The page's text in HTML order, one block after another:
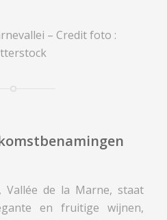
– Credit foto :
Vallée de la Marne, staat
en fruitige wijnen,